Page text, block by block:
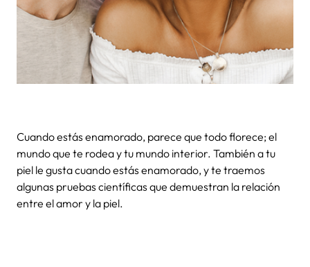
Cuando estás enamorado, parece que todo florece; el
mundo que te rodea y tu mundo interior. También a tu
piel le gusta cuando estás enamorado, y te traemos
algunas pruebas científicas que demuestran la relación
entre el amor y la piel.